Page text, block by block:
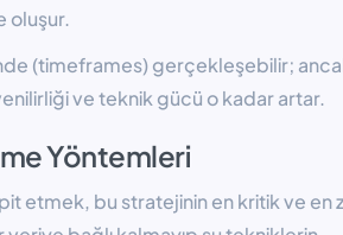
oluşur.
(timeframes) gerçekleşebilir;
ve teknik gücü o kadar artar.
Yöntemleri
etmek, bu stratejinin en kritik ve en